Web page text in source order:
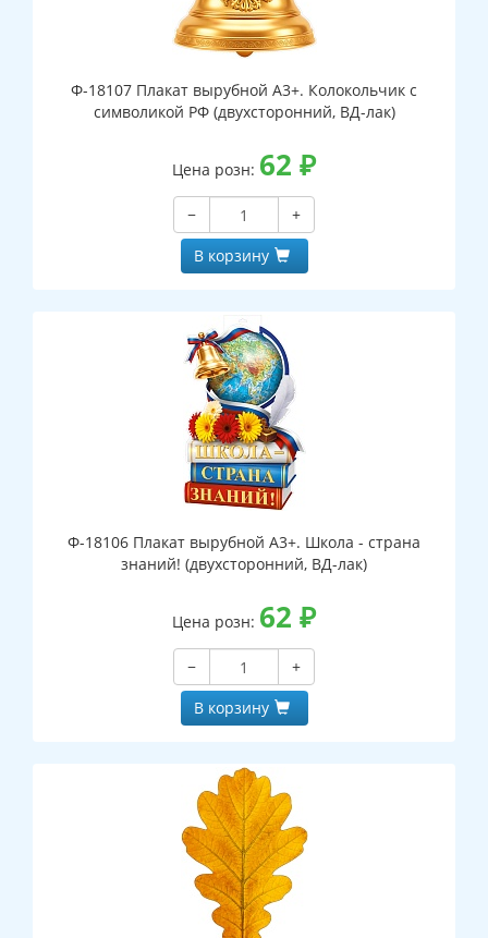
Ф-18107 Плакат вырубной А3+. Колокольчик с
символикой РФ (двухсторонний, ВД-лак)
Цена розн: 62 ₽
−
+
В корзину
Ф-18106 Плакат вырубной А3+. Школа - страна
знаний! (двухсторонний, ВД-лак)
Цена розн: 62 ₽
−
+
В корзину